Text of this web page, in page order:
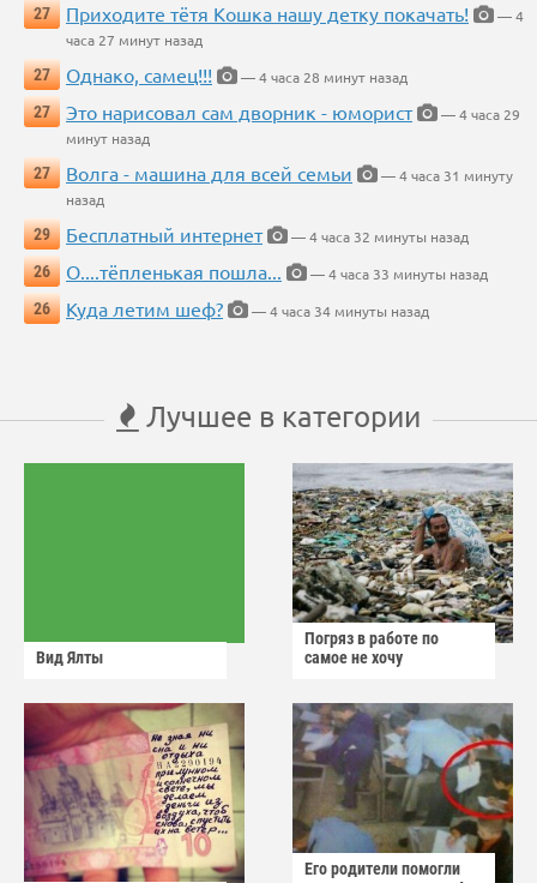
27
Приходите тётя Кошка нашу детку покачать!
— 4
часа 27 минут назад
27
Однако, самец!!!
— 4 часа 28 минут назад
27
Это нарисовал сам дворник - юморист
— 4 часа 29
минут назад
27
Волга - машина для всей семьи
— 4 часа 31 минуту
назад
29
Бесплатный интернет
— 4 часа 32 минуты назад
26
О....тёпленькая пошла...
— 4 часа 33 минуты назад
26
Куда летим шеф? — 4 часа 34 минуты назад
Лучшее в категории
Вид Ялты
Погряз в работе по
самое не хочу
Его родители помогли